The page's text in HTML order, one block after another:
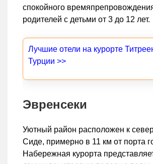
спокойного
родителей с детьми от 3 до 12 лет.
Лучшие отели на курорте
Турции >>
Эвренсеки
Уютный район расположен к
Сиде, примерно в 11 км от порта
Набережная курорта